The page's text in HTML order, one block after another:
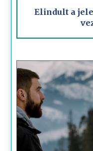
Elindult a